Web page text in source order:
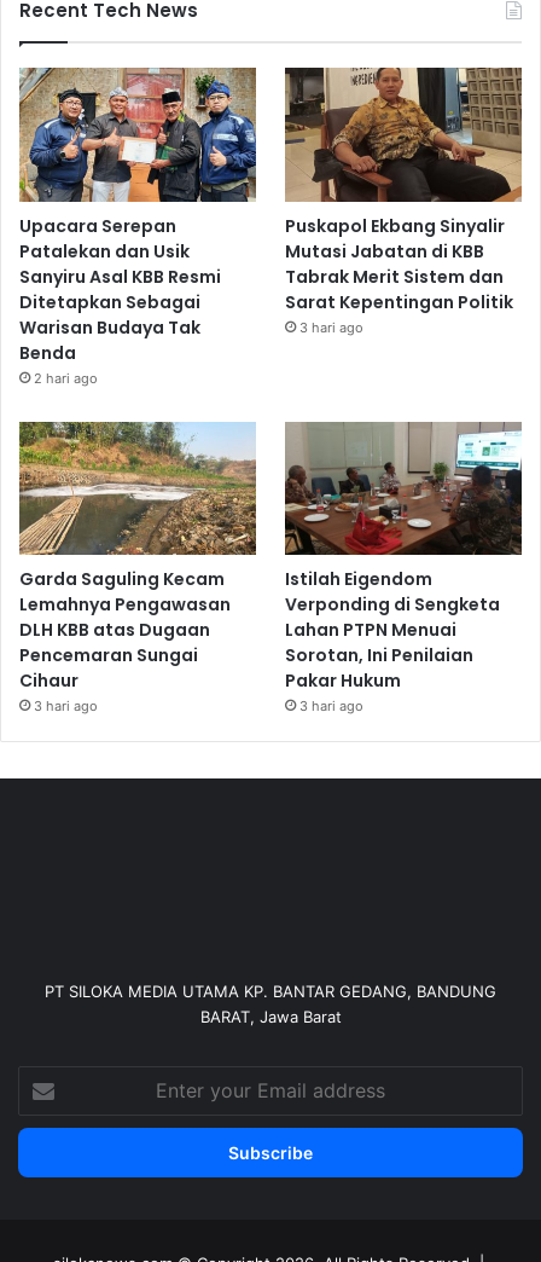
Recent Tech News
Upacara Serepan
Patalekan dan Usik
Sanyiru Asal KBB Resmi
Ditetapkan Sebagai
Warisan Budaya Tak
Benda
2 hari ago
Puskapol Ekbang Sinyalir
Mutasi Jabatan di KBB
Tabrak Merit Sistem dan
Sarat Kepentingan Politik
3 hari ago
Garda Saguling Kecam
Lemahnya Pengawasan
DLH KBB atas Dugaan
Pencemaran Sungai
Cihaur
3 hari ago
Istilah Eigendom
Verponding di Sengketa
Lahan PTPN Menuai
Sorotan, Ini Penilaian
Pakar Hukum
3 hari ago
PT SILOKA MEDIA UTAMA KP. BANTAR GEDANG, BANDUNG
BARAT, Jawa Barat
your
Email